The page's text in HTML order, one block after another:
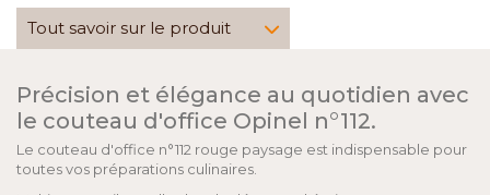
Tout savoir sur le produit
Précision et élégance au quotidien avec
le couteau d'office Opinel n°112.
Le couteau d'office n°112 rouge paysage est indispensable pour
toutes vos préparations culinaires.